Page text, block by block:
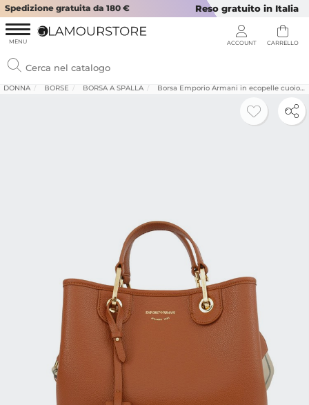
Spedizione gratuita da 180 € Reso gratuito in Italia
DONNA BORSE BORSA A SPALLA Borsa Emporio Armani in ecopelle cuoio effetto martellato